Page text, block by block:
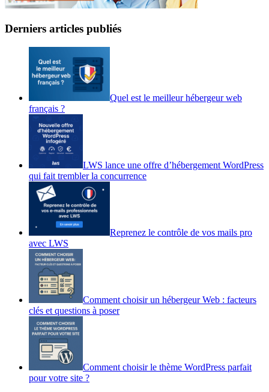
Derniers articles publiés
Quel est le meilleur hébergeur web
français ?
LWS lance une offre d’hébergement WordPress
qui fait trembler la concurrence
Reprenez le contrôle de vos mails pro
avec LWS
Comment choisir un hébergeur Web : facteurs
clés et questions à poser
Comment choisir le thème WordPress parfait
pour votre site ?